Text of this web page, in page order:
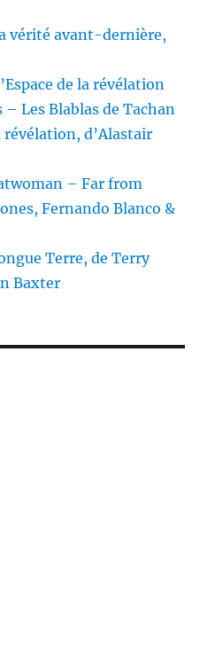
vérité avant-dernière,
de la révélation
– Les Blablas de Tachan
révélation, d’Alastair
– Far from
Fernando Blanco &
Terre, de Terry
Baxter